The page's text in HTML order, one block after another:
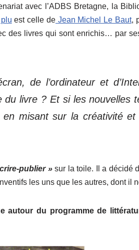
avec l’ADBS Bretagne, la
est celle deJean Michel Le Baut,
des livres qui sont enrichis… par
de l’ordinateur et
livre ? Et si les nouvelles
misant sur la créativité
publier » sur la toile. Il a décidé
les uns que les autres, dont il
autour du programme de